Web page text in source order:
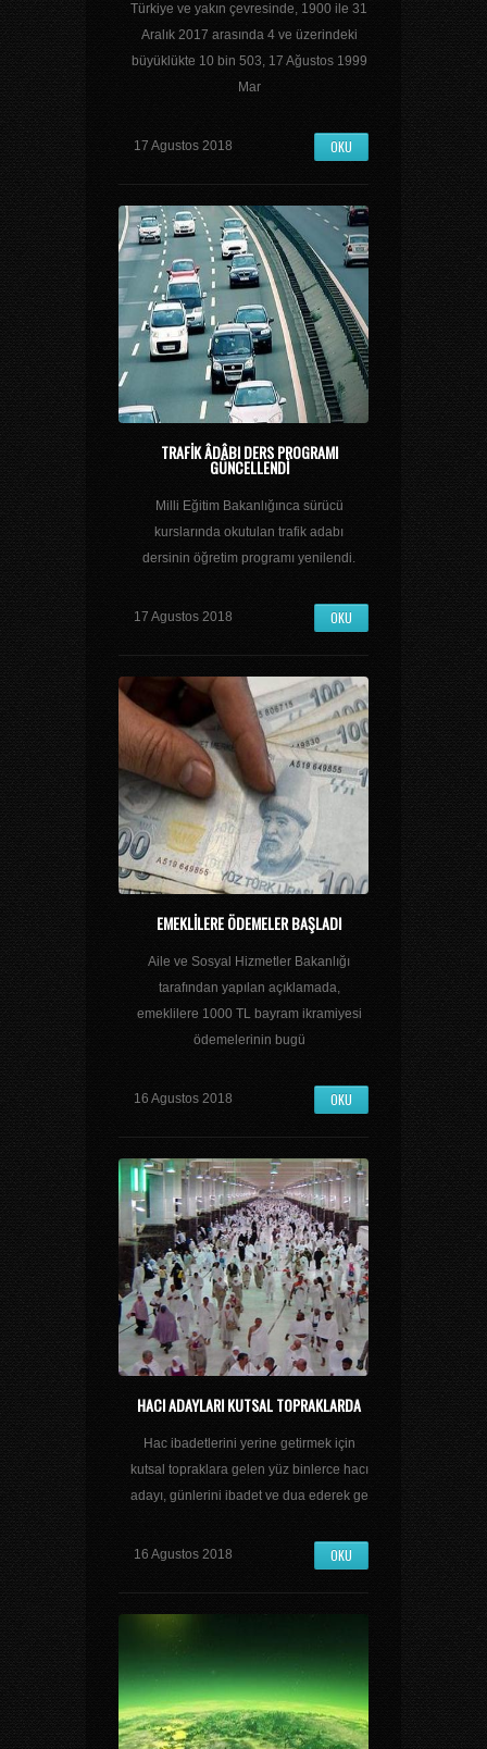
Türkiye ve yakın çevresinde, 1900 ile 31
Aralık 2017 arasında 4 ve üzerindeki
büyüklükte 10 bin 503, 17 Ağustos 1999
Mar
17 Agustos 2018 OKU
TRAFIK ÂDÂBI DERS PROGRAMI
GÜNCELLENDI
Milli Eğitim Bakanlığınca sürücü
kurslarında okutulan trafik adabı
dersinin öğretim programı yenilendi.
17 Agustos 2018 OKU
EMEKLILERE ÖDEMELER BAŞLADI
Aile ve Sosyal Hizmetler Bakanlığı
tarafından yapılan açıklamada,
emeklilere 1000 TL bayram ikramiyesi
ödemelerinin bugü
16 Agustos 2018 OKU
HACI ADAYLARI KUTSAL TOPRAKLARDA
Hac ibadetlerini yerine getirmek için
kutsal topraklara gelen yüz binlerce hacı
adayı, günlerini ibadet ve dua ederek ge
16 Agustos 2018 OKU